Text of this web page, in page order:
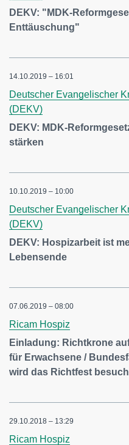
DEKV: "MDK-
Enttäuschung"
14.10.2019 – 16:01
Deutscher Evangelischer
(DEKV)
DEKV: MDK-
stärken
10.10.2019 – 10:00
Deutscher Evangelischer
(DEKV)
DEKV: Hospizarbeit ist
Lebensende
07.06.2019 – 08:00
Ricam Hospiz
Einladung: Richtkrone
für Erwachsene /
wird das Richtfest
29.10.2018 – 13:29
Ricam Hospiz